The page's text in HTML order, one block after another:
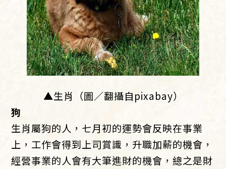
▲生肖（圖／翻攝自pixabay）
狗
生肖屬狗的人，七月初的運勢會反映在事業
上，工作會得到上司賞識，升職加薪的機會，
經營事業的人會有大筆進財的機會，總之是財